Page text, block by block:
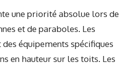
une priorité absolue lors de
et de paraboles. Les
équipements spécifiques
en hauteur sur les toits. Les